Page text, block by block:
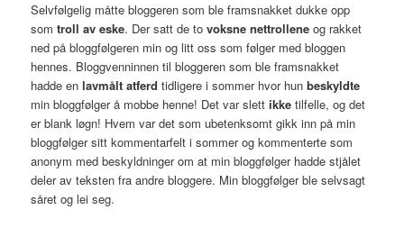
Selvfølgelig måtte bloggeren som ble framsnakket dukke opp
somtroll av eske. Der satt de tovoksne nettrollene og rakket
ned på bloggfølgeren min og litt oss som følger med bloggen
hennes. Bloggvenninnen til bloggeren som ble framsnakket
hadde enlavmålt atferd tidligere i sommer hvor hunbeskyldte
min bloggfølger å mobbe henne! Det var slettikke tilfelle, og det
er blank løgn! Hvem var det som ubetenksomt gikk inn på min
bloggfølger sitt kommentarfelt i sommer og kommenterte som
anonym med beskyldninger om at min bloggfølger hadde stjålet
deler av teksten fra andre bloggere. Min bloggfølger ble selvsagt
såret og lei seg.